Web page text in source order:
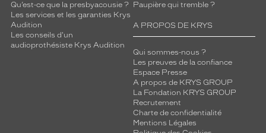
Qu’est-ce que la presbyacousie ?
Les services et les garanties Krys
Audition
Les conseils d'un
audioprothésiste Krys Audition
Paupière qui tremble ?
A PROPOS DE KRYS
Qui sommes-nous ?
Les preuves de la confiance
Espace Presse
A propos de KRYS GROUP
La Fondation KRYS GROUP
Recrutement
Charte de confidentialité
Mentions Légales